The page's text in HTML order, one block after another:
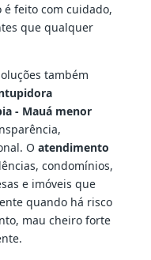
é feito com cuidado,
que qualquer
também
- Mauá menor
O atendimento
condomínios,
e imóveis que
quando há risco
mau cheiro forte